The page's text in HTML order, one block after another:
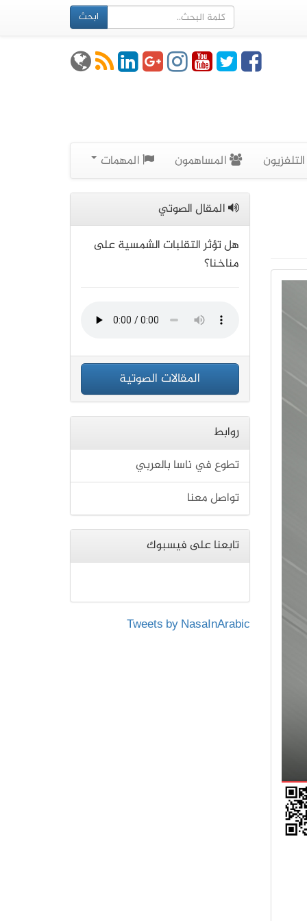
ابحث
التلفزيون المساهمون المهمات
المقال الصوتي
هل تؤثر التقلبات الشمسية على
مناخنا؟
المقالات الصوتية
روابط
تطوع في ناسا بالعربي
تواصل معنا
تابعنا على فيسبوك
Tweets by NasaInArabic